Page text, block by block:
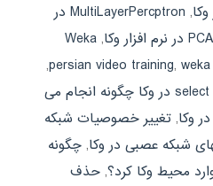
,
MultiLayerPercptron در
PCA در نرم افزار وکا ,
Weka
persian video training,
,
انتخاب ویژگی یا select attribute در وکا چگونه انجام می
وکا, تغییر خصوصیات شبکه
شبکه عصبی در وکا, چگونه
محیط وکا کرد؟, حذف